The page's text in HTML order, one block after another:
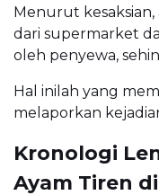
Menurut kesaksian,
dari supermarket
oleh penyewa,
Hal inilah yang
melaporkan
Kronologi
Ayam Tiren